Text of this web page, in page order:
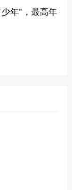
年”，最高年